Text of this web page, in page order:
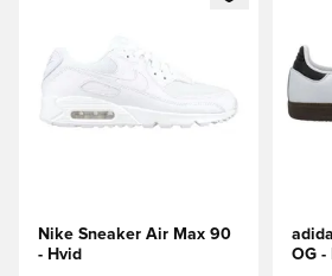
Nike Sneaker Air Max 90
- Hvid
OG -